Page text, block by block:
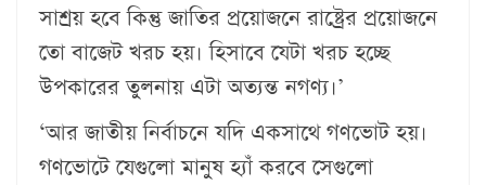
সাশ্রয় হবে কিন্তু জাতির প্রয়োজনে রাষ্ট্রের প্রয়োজনে
তো বাজেট খরচ হয়। হিসাবে যেটা খরচ হচ্ছে
উপকারের তুলনায় এটা অত্যন্ত নগণ্য।’
‘আর জাতীয় নির্বাচনে যদি একসাথে গণভোট হয়।
গণভোটে যেগুলো মানুষ হ্যাঁ করবে সেগুলো